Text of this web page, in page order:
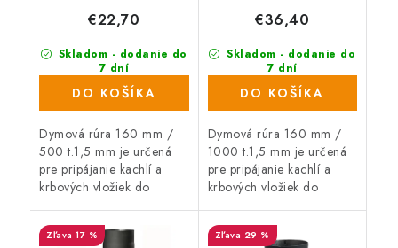
Skladom - dodanie do
7 dní
(147 ks)
€22,70
DO KOŠÍKA
Dymová rúra 160 mm /
500 t.1,5 mm je určená
pre pripájanie kachlí a
krbových vložiek do
Skladom - dodanie do
7 dní
(114 ks)
€36,40
DO KOŠÍKA
Dymová rúra 160 mm /
1000 t.1,5 mm je určená
pre pripájanie kachlí a
krbových vložiek do
17 %
29 %